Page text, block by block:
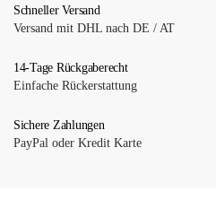
Schneller Versand
Versand mit DHL nach DE / AT
14-Tage Rückgaberecht
Einfache Rückerstattung
Sichere Zahlungen
PayPal oder Kredit Karte